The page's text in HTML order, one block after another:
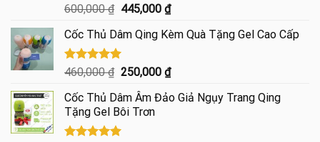
Được xếp
4.85
5 sao
600,000₫ Giá
là:
600,000 ₫.
445,000 ₫Giá
tại
445,000 ₫.
Cốc Thủ Dâm Qing Kèm Quà Tặng Gel Cao Cấp
Được xếp
5.00
5 sao
460,000₫ Giá
là:
460,000 ₫.
250,000 ₫Giá
tại
Cốc Thủ Dâm Âm Đảo Giả Ngụy Trang Qing
Tặng Gel Bôi Trơn